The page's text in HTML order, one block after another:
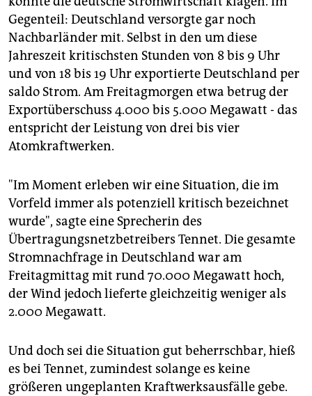
Gegenteil: Deutschland versorgte gar noch
Nachbarländer mit. Selbst in den um diese
Jahreszeit kritischsten Stunden von 8 bis 9 Uhr
und von 18 bis 19 Uhr exportierte Deutschland per
saldo Strom. Am Freitagmorgen etwa betrug der
Exportüberschuss 4.000 bis 5.000 Megawatt - das
entspricht der Leistung von drei bis vier
Atomkraftwerken.
"Im Moment erleben wir eine Situation, die im
Vorfeld immer als potenziell kritisch bezeichnet
wurde", sagte eine Sprecherin des
Übertragungsnetzbetreibers Tennet. Die gesamte
Stromnachfrage in Deutschland war am
Freitagmittag mit rund 70.000 Megawatt hoch,
der Wind jedoch lieferte gleichzeitig weniger als
2.000 Megawatt.
Und doch sei die Situation gut beherrschbar, hieß
es bei Tennet, zumindest solange es keine
größeren ungeplanten Kraftwerksausfälle gebe.